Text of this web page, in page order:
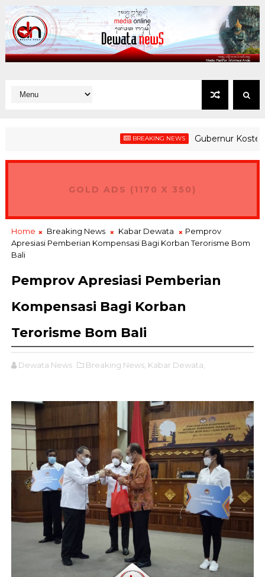
BREAKING NEWS Gubernur Koster
GOLD ADS (1170 X 350)
Home Breaking News Kabar Dewata
Pemprov
Apresiasi Pemberian Kompensasi Bagi Korban Terorisme Bom
Bali
Pemprov Apresiasi Pemberian
Kompensasi Bagi Korban
Terorisme Bom Bali
Dewata News Breaking News, Kabar Dewata,